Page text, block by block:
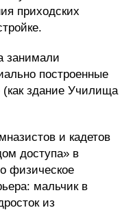
приходских
занимали
построенные
(как здание Училища
и кадетов
доступа» в
физическое
мальчик в
из